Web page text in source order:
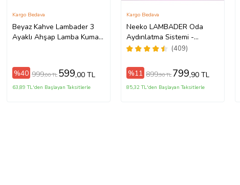
Beyaz Kahve Lambader 3
Ayaklı Ahşap Lamba Kumaş
Kargo Bedava
%40 999,00 TL 599,00 TL
63,89 TL'den Başlayan Taksitlerle
Neeko LAMBADER Oda
Aydınlatma Sistemi -
KUMANDALI - Full Renk -(409)
Kargo Bedava
%11 899,90 TL 799,90 TL
85,32 TL'den Başlayan Taksitlerle